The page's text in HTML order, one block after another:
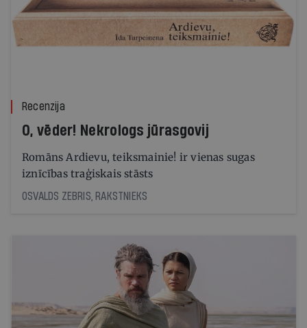
Recenzija
O, vēder! Nekrologs jūrasgovij
Romāns Ardievu, teiksmainie! ir vienas sugas
iznīcības traģiskais stāsts
OSVALDS ZEBRIS, RAKSTNIEKS